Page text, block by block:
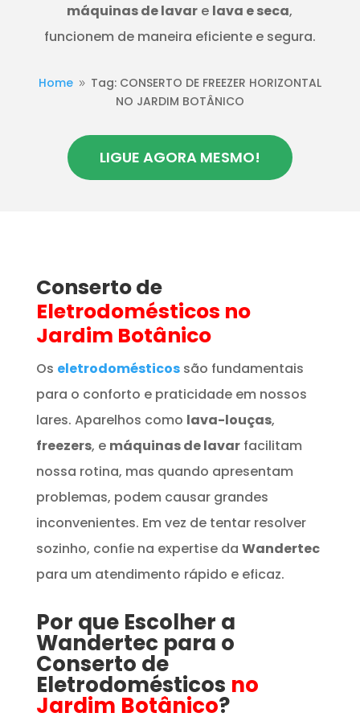
máquinas de lavar e lava e seca,
funcionem de maneira eficiente e segura.
Home 9 Tag: CONSERTO DE FREEZER HORIZONTAL
NO JARDIM BOTÂNICO
LIGUE AGORA MESMO!
Conserto de
Eletrodomésticos no
Jardim Botânico
Os eletrodomésticos são fundamentais
para o conforto e praticidade em nossos
lares. Aparelhos como lava-louças,
freezers, e máquinas de lavarfacilitam
nossa rotina, mas quando apresentam
problemas, podem causar grandes
inconvenientes. Em vez de tentar resolver
sozinho, confie na expertise da Wandertec
para um atendimento rápido e eficaz.
Por que Escolher a
Wandertec para o
Conserto de
Eletrodomésticos no
Jardim Botânico?